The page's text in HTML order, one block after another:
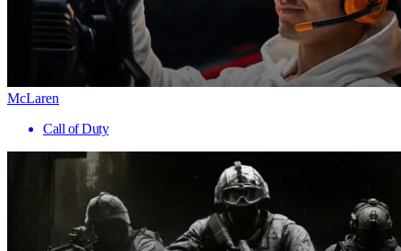
McLaren
Call of Duty